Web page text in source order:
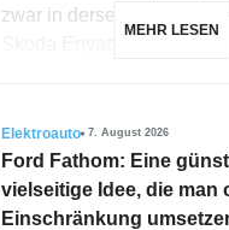
zwar in derselben Linie
MEHR LESEN
Elektroauto 7. August 2026
Ford Fathom: Eine
vielseitige Idee, die man
Einschränkung